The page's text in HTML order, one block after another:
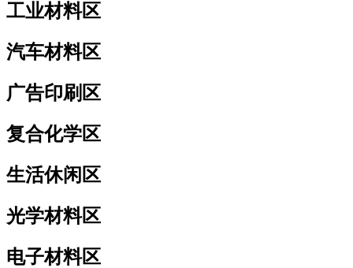
工业材料区
汽车材料区
广告印刷区
复合化学区
生活休闲区
光学材料区
电子材料区